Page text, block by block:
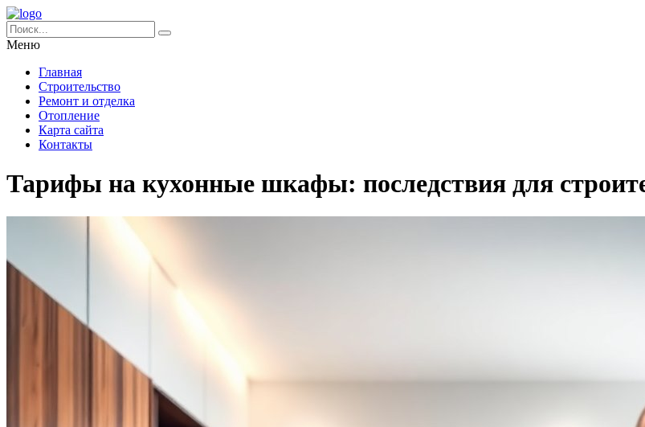
Меню
Главная
Строительство
Ремонт и отделка
Отопление
Карта сайта
Контакты
Тарифы на кухонные шкафы: последствия для